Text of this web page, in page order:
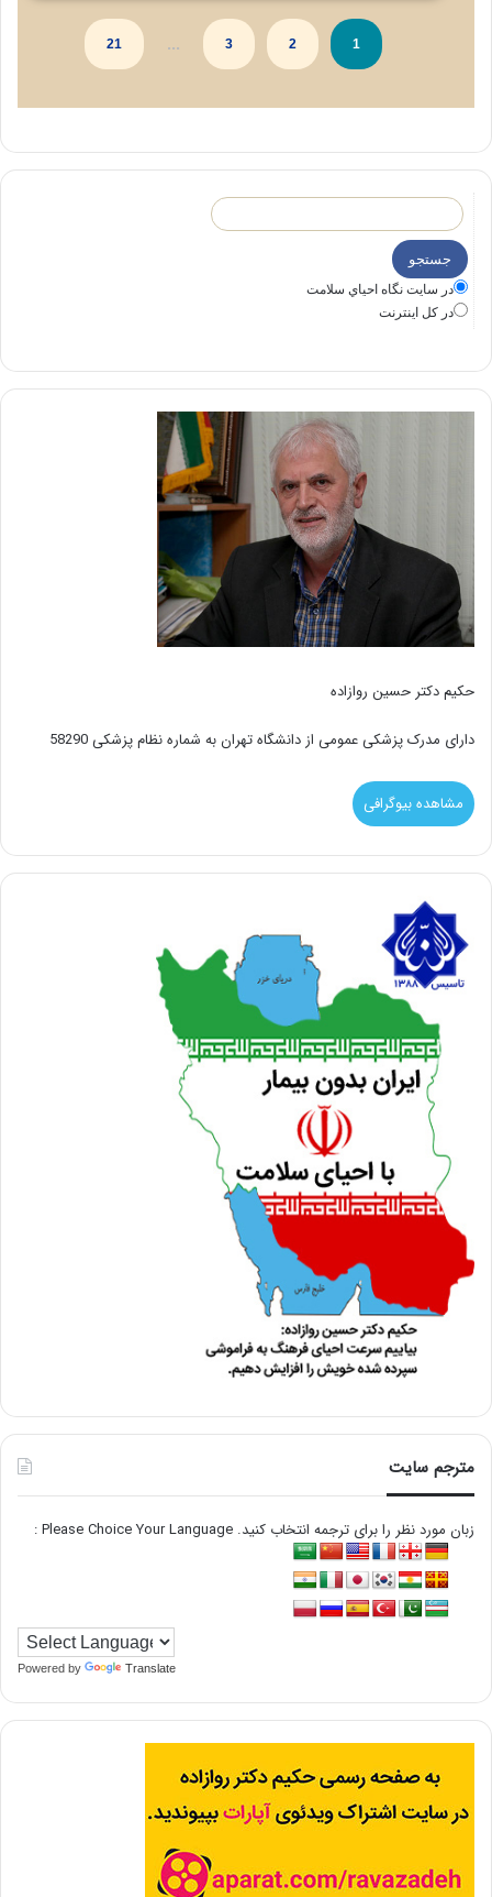
1
2
3
...
21
در سايت نگاه احياي سلامت
در كل اينترنت
حکیم دکتر حسین روازاده
دارای مدرک پزشکی عمومی از دانشگاه تهران به شماره نظام پزشکی 58290
مشاهده بیوگرافی
مترجم سایت
زبان مورد نظر را برای ترجمه انتخاب کنید. Please Choice Your Language :
Powered by Translate